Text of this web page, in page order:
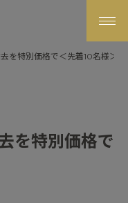
を特別価格で＜先着10名様＞
を特別価格で